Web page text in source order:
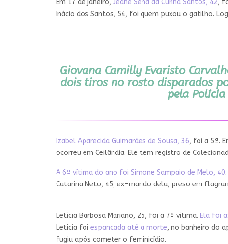
Em 17 de janeiro, Jeane Sena da Cunha Santos, 42,
Inácio dos Santos, 54, foi quem puxou o gatilho.
Giovana Camilly Evaristo
dois tiros no rosto disparados
pela
Izabel Aparecida Guimarães de Sousa, 36, foi a 5ª.
ocorreu em Ceilândia. Ele tem registro de
A 6ª vítima do ano foi Simone Sampaio de Melo, 40
Catarina Neto, 45, ex-marido dela, preso em
Letícia Barbosa Mariano, 25, foi a 7ª vítima. Ela foi
Letícia foi espancada até a morte, no banheiro do
fugiu após cometer o feminicídio.